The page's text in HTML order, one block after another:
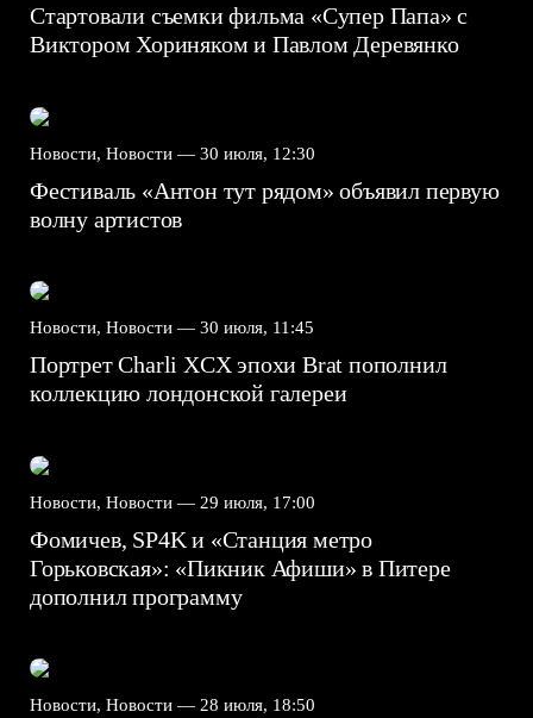
Стартовали съемки фильма «Супер Папа» с
Виктором Хориняком и Павлом Деревянко
Новости, Новости — 30 июля, 12:30
Фестиваль «Антон тут рядом» объявил первую
волну артистов
Новости, Новости — 30 июля, 11:45
Портрет Charli XCX эпохи Brat пополнил
коллекцию лондонской галереи
Новости, Новости — 29 июля, 17:00
Фомичев, SP4K и «Станция метро
Горьковская»: «Пикник Афиши» в Питере
дополнил программу
Новости, Новости — 28 июля, 18:50